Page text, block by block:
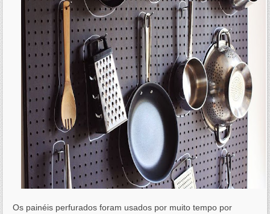
Os painéis perfurados foram usados por muito tempo por